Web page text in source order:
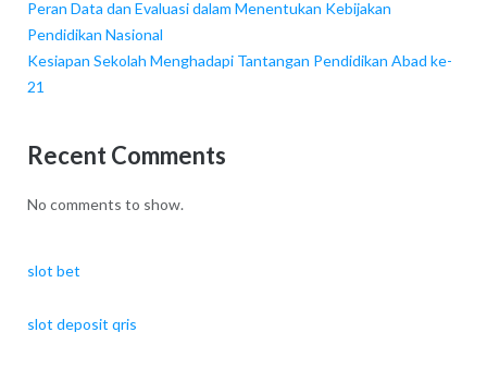
Peran Data dan Evaluasi dalam Menentukan Kebijakan
Pendidikan Nasional
Kesiapan Sekolah Menghadapi Tantangan Pendidikan Abad ke-
21
Recent Comments
No comments to show.
slot bet
slot deposit qris